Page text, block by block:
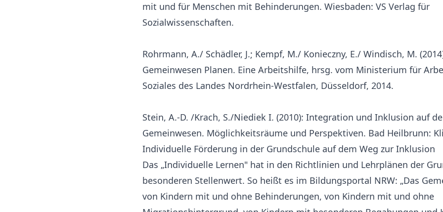
mit und für Menschen mit Behinderungen. Wiesbaden: VS Verlag für
Sozialwissenschaften.
Rohrmann, A./ Schädler, J.; Kempf, M./ Konieczny, E./ Windisch, M.
Gemeinwesen Planen. Eine Arbeitshilfe, hrsg. vom Ministerium für
Soziales des Landes Nordrhein-Westfalen, Düsseldorf, 2014.
Stein, A.-D. /Krach, S./Niediek I. (2010): Integration und Inklusion auf
Gemeinwesen. Möglichkeitsräume und Perspektiven. Bad Heilbrunn:
Individuelle Förderung in der Grundschule auf dem Weg zur Inklusion
Das „Individuelle Lernen" hat in den Richtlinien und Lehrplänen der
besonderen Stellenwert. So heißt es im Bildungsportal NRW: „Das
von Kindern mit und ohne Behinderungen, von Kindern mit und ohne